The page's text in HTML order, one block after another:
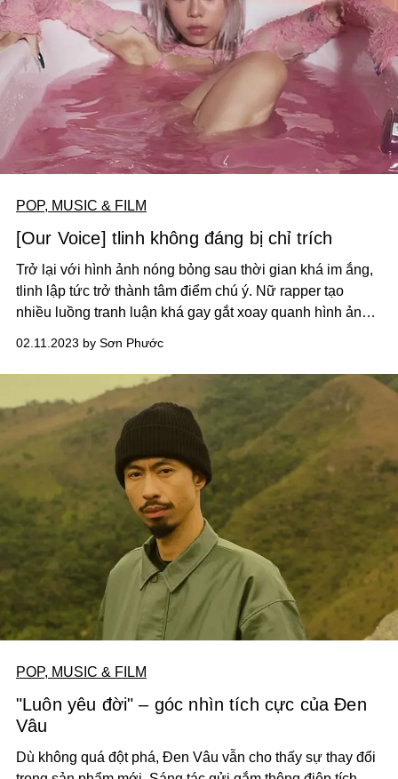
POP, MUSIC & FILM
[Our Voice] tlinh không đáng bị chỉ trích
Trở lại với hình ảnh nóng bỏng sau thời gian khá im ắng,
tlinh lập tức trở thành tâm điểm chú ý. Nữ rapper tạo
nhiều luồng tranh luận khá gay gắt xoay quanh hình ảnh
kiến chê bai tlinh vẫn còn thiếu khách quan.
02.11.2023 by Sơn Phước
POP, MUSIC & FILM
"Luôn yêu đời" – góc nhìn tích cực của Đen
Vâu
Dù không quá đột phá, Đen Vâu vẫn cho thấy sự thay đổi